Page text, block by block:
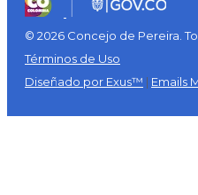
© 2026 Concejo de Pereira.
Términos de Uso
Diseñado por Exus™ | Emails